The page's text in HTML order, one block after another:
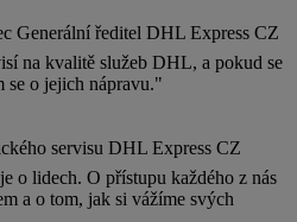
Generální ředitel DHL Express CZ
na kvalitě služeb DHL, a pokud se
se o jejich nápravu."
servisu DHL Express CZ
o lidech. O přístupu každého z nás
a o tom, jak si vážíme svých